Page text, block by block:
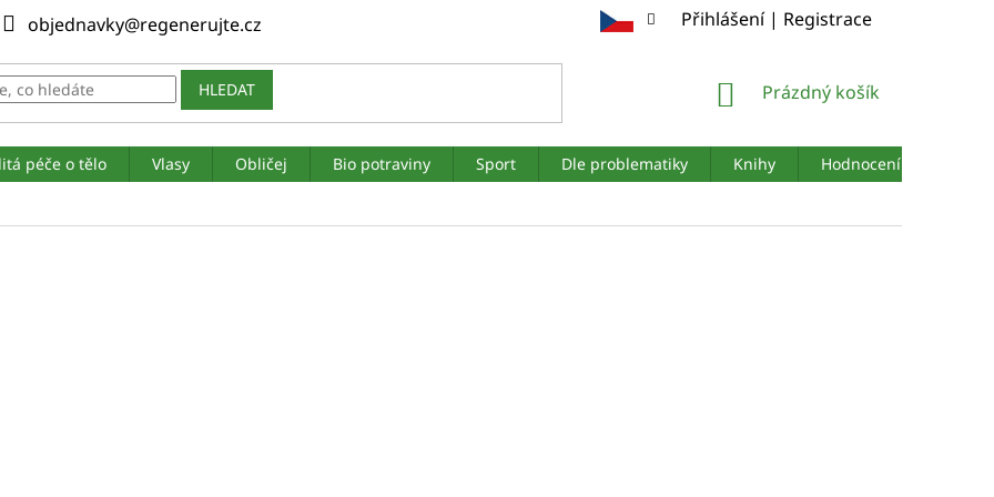
objednavky@regenerujte.cz Přihlášení | Registrace
HLEDAT
NÁKUPNÍ
Prázdný košík
péče o tělo Vlasy Obličej Bio potraviny Sport Dle problematiky Knihy
Hodnocení obchodu